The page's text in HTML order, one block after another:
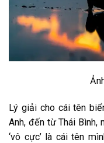
Lý giải cho cái tên
Anh, đến từ Thái Bình,
‘vô cực’ là cái tên